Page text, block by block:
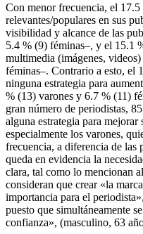
Con menor frecuencia, el
relevantes/populares en sus
visibilidad y alcance de las
5.4 % (9) féminas–, y el 15.1
multimedia (imágenes,
féminas–. Contrario a esto, el
ninguna estrategia para
% (13) varones y 6.7 % (11)
gran número de periodistas,
alguna estrategia para
especialmente los varones,
frecuencia, a diferencia de las
queda en evidencia la
clara, tal como lo mencionan
consideran que crear «la
importancia para el
puesto que simultáneamente
confianza», (masculino, 63